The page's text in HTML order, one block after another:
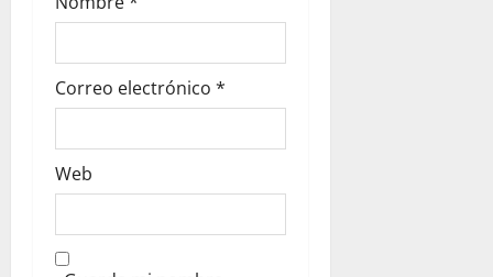
a
d
a
s
Correo electrónico *
Web